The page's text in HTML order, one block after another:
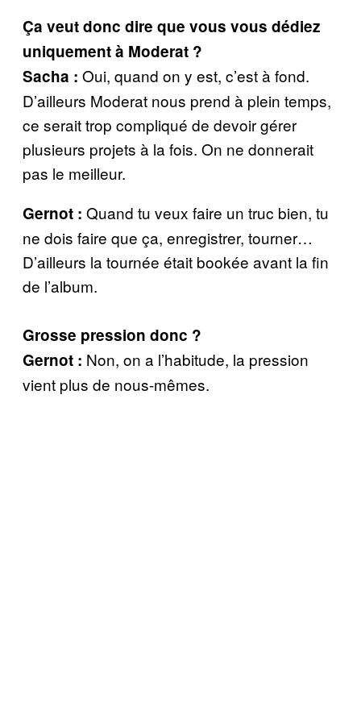
Ça veut donc dire que vous vous dédiez
uniquement à Moderat ?
Sacha : Oui, quand on y est, c’est à fond.
D’ailleurs Moderat nous prend à plein temps,
ce serait trop compliqué de devoir gérer
plusieurs projets à la fois. On ne donnerait
pas le meilleur.
Gernot : Quand tu veux faire un truc bien, tu
ne dois faire que ça, enregistrer, tourner…
D’ailleurs la tournée était bookée avant la fin
de l’album.
Grosse pression donc ?
Gernot : Non, on a l’habitude, la pression
vient plus de nous-mêmes.